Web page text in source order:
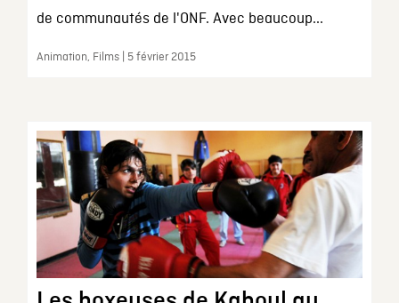
de communautés de l'ONF. Avec beaucoup...
Animation, Films | 5 février 2015